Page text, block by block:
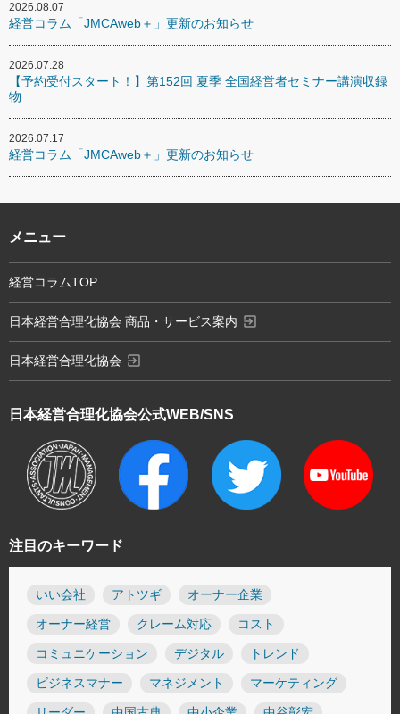
2026.08.07
経営コラム「JMCAweb＋」更新のお知らせ
2026.07.28
【予約受付スタート！】第152回 夏季 全国経営者セミナー講演収録
物
2026.07.17
経営コラム「JMCAweb＋」更新のお知らせ
注目のキーワード
いい会社 アトツギ オーナー企業
オーナー経営 クレーム対応 コスト
コミュニケーション デジタル トレンド
ビジネスマナー マネジメント マーケティング
日本経営合理化協会公式WEB/SNS
メニュー
経営コラムTOP
日本経営合理化協会 商品・サービス案内 exit_to_app
日本経営合理化協会 exit_to_app